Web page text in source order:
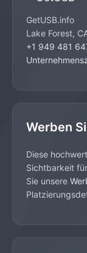
GetUSB.info
Lake Forest,
+1 949 481
Werben
Diese
Sichtbarkeit
Sie unsere